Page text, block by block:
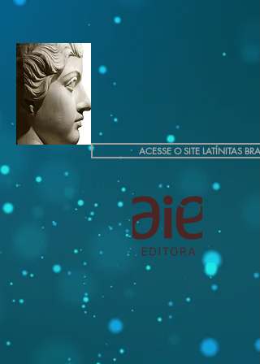
ACESSE O SITE LATÍNITAS